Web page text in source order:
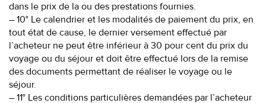
dans le prix de la ou des prestations fournies.
– 10° Le calendrier et les modalités de paiement du prix, en
tout état de cause, le dernier versement effectué par
l’acheteur ne peut être inférieur à 30 pour cent du prix du
voyage ou du séjour et doit être effectué lors de la remise
des documents permettant de réaliser le voyage ou le
séjour.
– 11° Les conditions particulières demandées par l’acheteur